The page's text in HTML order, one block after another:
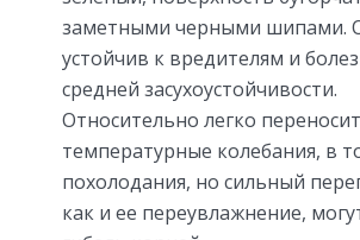
заметными черными шипами.
устойчив к вредителям и
средней засухоустойчивости.
Относительно легко переносит
температурные колебания, в
похолодания, но сильный
как и ее переувлажнение,